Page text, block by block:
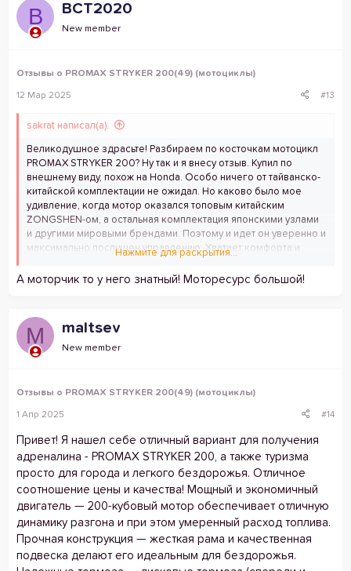
B BCT2020
New member
Отзывы о PROMAX STRYKER 200(49) (мотоциклы)
12 Мар 2025 #13
sakrat написал(а):
Великодушное здрасьте! Разбираем по косточкам мотоцикл
PROMAX STRYKER 200? Ну так и я внесу отзыв. Купил по
внешнему виду, похож на Honda. Особо ничего от тайванско-
китайской комплектации не ожидал. Но каково было мое
удивление, когда мотор оказался топовым китайским
ZONGSHEN-ом, а остальная комплектация японскими узлами
и другими мировыми брендами. Поэтому и идет он уверенно и
максимально послушен управлению. Хватает комфорта и
высокого качества - не разваливаются и не залипают. В
Нажмите для раскрытия...
А моторчик то у него знатный! Моторесурс большой!
M maltsev
New member
Отзывы о PROMAX STRYKER 200(49) (мотоциклы)
1 Апр 2025 #14
Привет! Я нашел себе отличный вариант для получения
адреналина - PROMAX STRYKER 200, а также туризма
просто для города и легкого бездорожья. Отличное
соотношение цены и качества! Мощный и экономичный
двигатель — 200-кубовый мотор обеспечивает отличную
динамику разгона и при этом умеренный расход топлива.
Прочная конструкция — жесткая рама и качественная
подвеска делают его идеальным для бездорожья.